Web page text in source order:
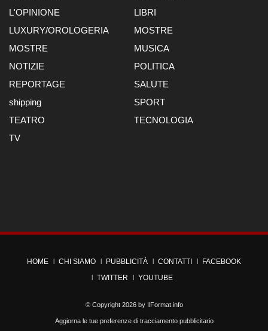
L'OPINIONE
LIBRI
LUXURY/OROLOGERIA
MOSTRE
MOSTRE
MUSICA
NOTIZIE
POLITICA
REPORTAGE
SALUTE
shipping
SPORT
TEATRO
TECNOLOGIA
TV
HOME CHI SIAMO PUBBLICITÀ CONTATTI
FACEBOOK
TWITTER
YOUTUBE
© Copyright 2026 by IlFormat.info
Aggiorna le tue preferenze di tracciamento pubblicitario